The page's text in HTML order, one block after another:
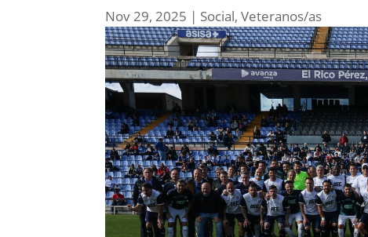
Nov 29, 2025 | Social,Veteranos/as